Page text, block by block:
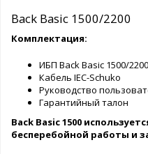
Back Basic 1500/2200
Комплектация:
ИБП Back Basic 1500/2200
Кабель IEC-Schuko
Руководство
Гарантийный талон
Back Basic 1500
бесперебойной работы и